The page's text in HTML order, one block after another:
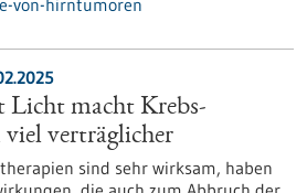
von-hirntumoren
Licht macht Krebs-
verträglicher
sind sehr wirksam, haben